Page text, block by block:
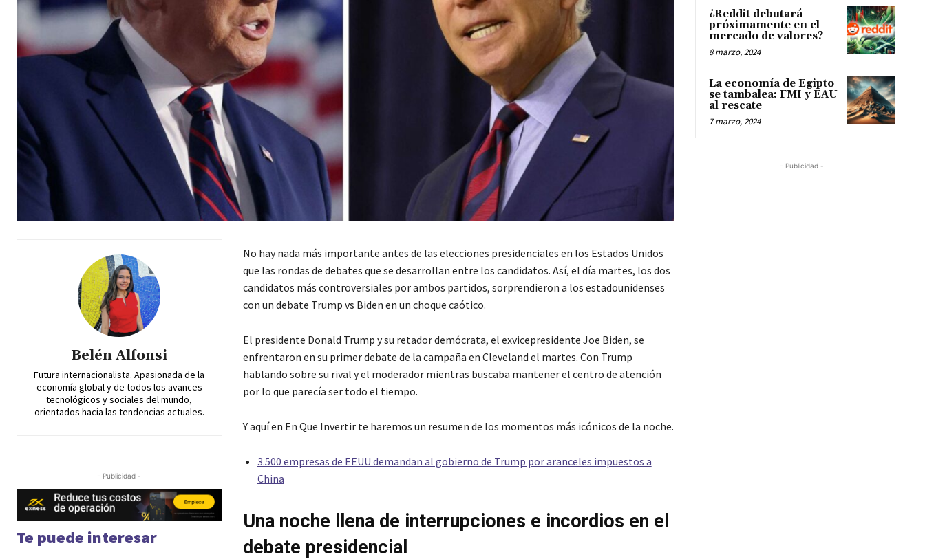
Belén Alfonsi
Futura internacionalista. Apasionada de la
economía global y de todos los avances
tecnológicos y sociales del mundo,
orientados hacia las tendencias actuales.
- Publicidad -
Te puede interesar
No hay nada más importante antes de las elecciones presidenciales en los Estados Unidos
que las rondas de debates que se desarrollan entre los candidatos. Así, el día martes, los dos
candidatos más controversiales por ambos partidos, sorprendieron a los estadounidenses
con un debate Trump vs Biden en un choque caótico.
El presidente Donald Trump y su retador demócrata, el exvicepresidente Joe Biden, se
enfrentaron en su primer debate de la campaña en Cleveland el martes. Con Trump
hablando sobre su rival y el moderador mientras buscaba mantener el centro de atención
por lo que parecía ser todo el tiempo.
Y aquí en En Que Invertir te haremos un resumen de los momentos más icónicos de la noche.
3.500 empresas de EEUU demandan al gobierno de Trump por aranceles impuestos a
China
Una noche llena de interrupciones e incordios en el
debate presidencial
¿Reddit debutará
próximamente en el
mercado de valores?
8 marzo, 2024
La economía de Egipto
se tambalea: FMI y EAU
al rescate
7 marzo, 2024
- Publicidad -